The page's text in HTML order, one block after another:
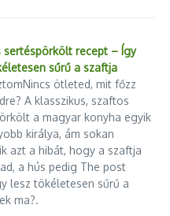
sertéspörkölt recept – Így
sűrű a szaftja
ötleted, mit főzz
A klasszikus, szaftos
a magyar konyha egyik
királya, ám sokan
azt a hibát, hogy a szaftja
a hús pedig The post
lesz tökéletesen sűrű a
ma?.